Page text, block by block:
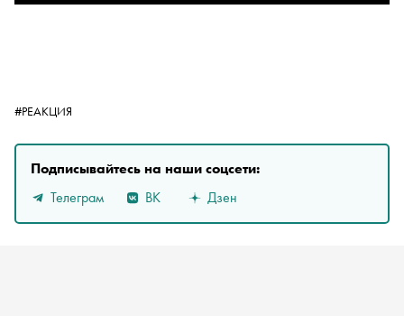
#РЕАКЦИЯ
Подписывайтесь на наши соцсети:
Телеграм
ВК Дзен